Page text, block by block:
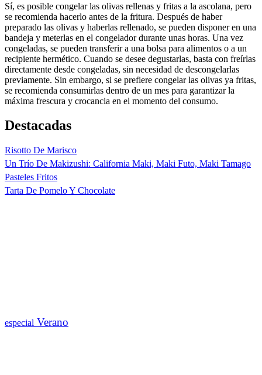
Sí, es posible congelar las olivas rellenas y fritas a la ascolana, pero
se recomienda hacerlo antes de la fritura. Después de haber
preparado las olivas y haberlas rellenado, se pueden disponer en una
bandeja y meterlas en el congelador durante unas horas. Una vez
congeladas, se pueden transferir a una bolsa para alimentos o a un
recipiente hermético. Cuando se desee degustarlas, basta con freírlas
directamente desde congeladas, sin necesidad de descongelarlas
previamente. Sin embargo, si se prefiere congelar las olivas ya fritas,
se recomienda consumirlas dentro de un mes para garantizar la
máxima frescura y crocancia en el momento del consumo.
Destacadas
Risotto De Marisco
Un Trío De Makizushi: California Maki, Maki Futo, Maki Tamago
Pasteles Fritos
Tarta De Pomelo Y Chocolate
especial Verano